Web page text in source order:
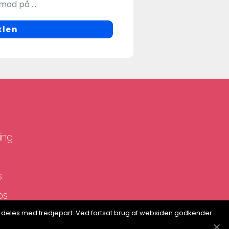
på ...
med tredjepart. Ved fortsat brug af websiden godkender